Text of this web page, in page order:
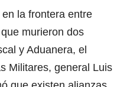
la frontera entre
murieron dos
y Aduanera, el
Militares, general Luis